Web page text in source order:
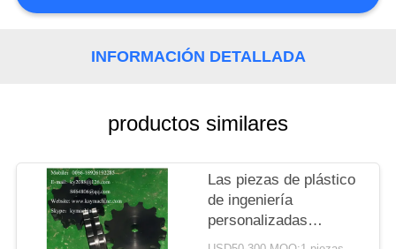
PRIVACY
POLICY
INFORMACIÓN DETALLADA
productos similares
Las piezas de plástico
de ingeniería
personalizadas
alimentan cuerdas